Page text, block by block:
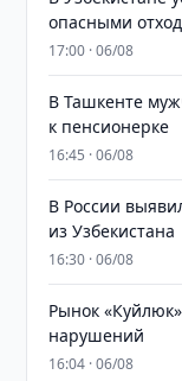
опасными
17:00 · 06/08
В Ташкенте
к пенсионерке
16:45 · 06/08
В России
из Узбекистана
16:30 · 06/08
Рынок
нарушений
16:04 · 06/08